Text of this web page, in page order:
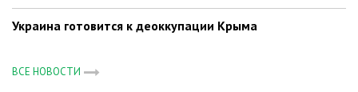
Украина готовится к деоккупации Крыма
ВСЕ НОВОСТИ